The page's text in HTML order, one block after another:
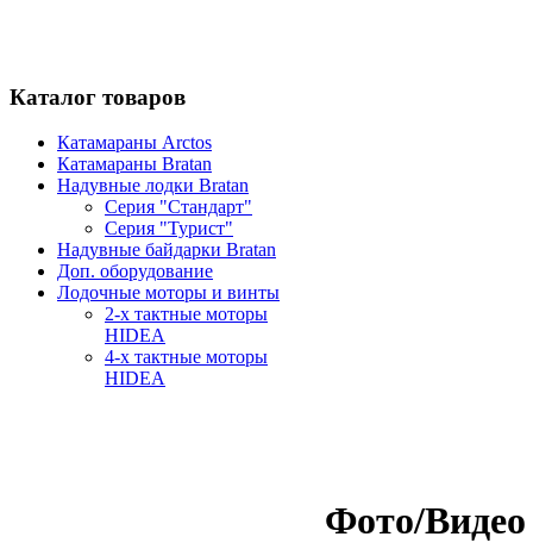
Каталог товаров
Катамараны Arctos
Катамараны Bratan
Надувные лодки Bratan
Серия "Стандарт"
Серия "Турист"
Надувные байдарки Bratan
Доп. оборудование
Лодочные моторы и винты
2-х тактные моторы
HIDEA
4-х тактные моторы
HIDEA
Фото/Видео